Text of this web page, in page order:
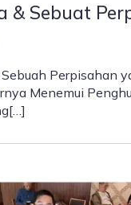
& Sebuat
Perpisahan
Menemui